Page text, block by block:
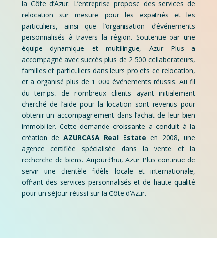
la Côte d’Azur. L’entreprise propose des services de
relocation sur mesure pour les expatriés et les
particuliers, ainsi que l’organisation d’événements
personnalisés à travers la région. Soutenue par une
équipe dynamique et multilingue, Azur Plus a
accompagné avec succès plus de 2 500 collaborateurs,
familles et particuliers dans leurs projets de relocation,
et a organisé plus de 1 000 événements réussis. Au fil
du temps, de nombreux clients ayant initialement
cherché de l’aide pour la location sont revenus pour
obtenir un accompagnement dans l’achat de leur bien
immobilier. Cette demande croissante a conduit à la
création de AZURCASA Real Estate en 2008, une
agence certifiée spécialisée dans la vente et la
recherche de biens. Aujourd’hui, Azur Plus continue de
servir une clientèle fidèle locale et internationale,
offrant des services personnalisés et de haute qualité
pour un séjour réussi sur la Côte d’Azur.